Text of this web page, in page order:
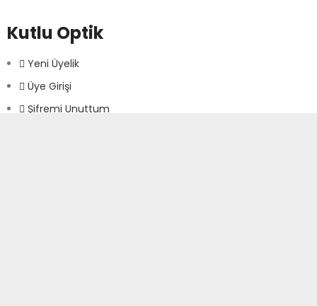
Kutlu Optik
Yeni Üyelik
Üye Girişi
Şifremi Unuttum